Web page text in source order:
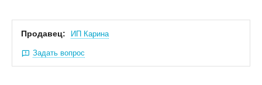
Продавец: ИП Карина
Задать вопрос